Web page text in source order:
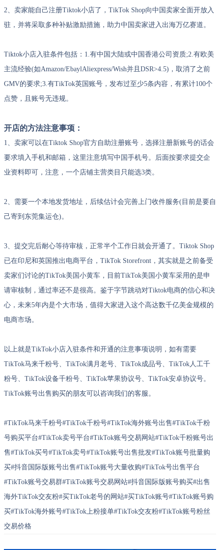
2、卖家能自己注册Tiktok小店了，TikTok Shop向中国卖家全面开放入
驻，并将采取多种补贴激励措施，助力中国卖家进入出海万亿赛道。
Tiktok小店入驻条件包括：1.有中国大陆或中国香港公司资质;2.有欧美
主流经验(如Amazon/EbaylAliexpress/Wish并且DSR>4.5)，取消了之前
GMV的要求;3.有TikTok英国账号，发布过至少5条内容，有累计100个
点赞，且账号无违规。
开店的方法注意事项：
1、卖家可以在Tiktok Shop官方自助注册账号，选择注册新账号的话会
要求填入手机和邮箱，这里注意填写中国手机号。后面按要求提交企
业资料即可，注意，一个店铺主营类目只能选3类。
2、需要一个本地发货地址，后续估计会完善上门收件服务(目前是要自
己寄到东莞集运仓)。
3、提交完后耐心等待审核，正常半个工作日就会开通了。Tiktok Shop
已在印尼和英国推出电商平台，TikTok Storefront，其实就是之前备受
卖家们讨论的TikTok美国小黄车，目前TikTok美国小黄车采用的是申
请审核制，通过率还不是很高。鉴于字节跳动对Tiktok电商的信心和决
心，未来5年内是个大市场，值得大家进入这个高达数千亿美金规模的
电商市场。
以上就是TikTok小店入驻条件和开通的注意事项说明，如有需要
TikTok马来千粉号、TikTok满月老号、TikTok成品号、TikTok人工千
粉号、TikTok设备千粉号、TikTok苹果协议号、TikTok安卓协议号。
TikTok账号出售购买的朋友可以咨询我们的客服。
#TikTok马来千粉号#TikTok千粉号#TikTok海外账号出售#TikTok千粉
号购买平台#TikTok卖号平台#TikTok账号交易网站#TikTok千粉账号出
售#TikTok买号#TikTok卖号#TikTok账号出售批发#TikTok账号批量购
买#抖音国际版账号出售#TikTok账号大量收购#TikTok号出售平台
#TikTok账号交易群#TikTok账号交易网站#抖音国际版账号购买#出售
海外TikTok交友粉#买TikTok老号的网站#买TikTok账号#TikTok账号购
买#TikTok海外账号#TikTok上粉接单#TikTok交友粉#TikTok账号粉丝
交易价格